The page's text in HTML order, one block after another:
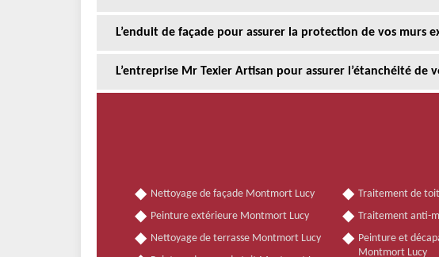
L’enduit de façade pour assurer la protection de vos murs
L’entreprise Mr Texier Artisan pour assurer l’étanchéité de
Nettoyage de façade Montmort Lucy
Peinture extérieure Montmort Lucy
Nettoyage de terrasse Montmort Lucy
Traitement de
Traitement anti-
Peinture et
Montmort Lucy